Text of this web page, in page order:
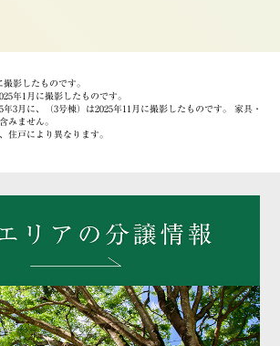
影したものです。
年1月に撮影したものです。
3月に、（3号棟）は2025年11月に撮影したものです。 家具・
みません。
住戸により異なります。